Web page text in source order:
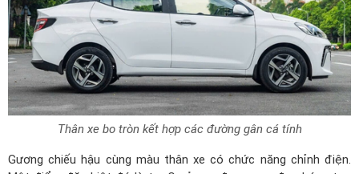
Thân xe bo tròn kết hợp các đường gân cá tính
Gương chiếu hậu cùng màu thân xe có chức năng chỉnh điện.